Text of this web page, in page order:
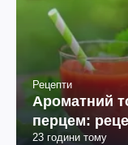
Рецепти
Ароматний
перцем:
23 години тому